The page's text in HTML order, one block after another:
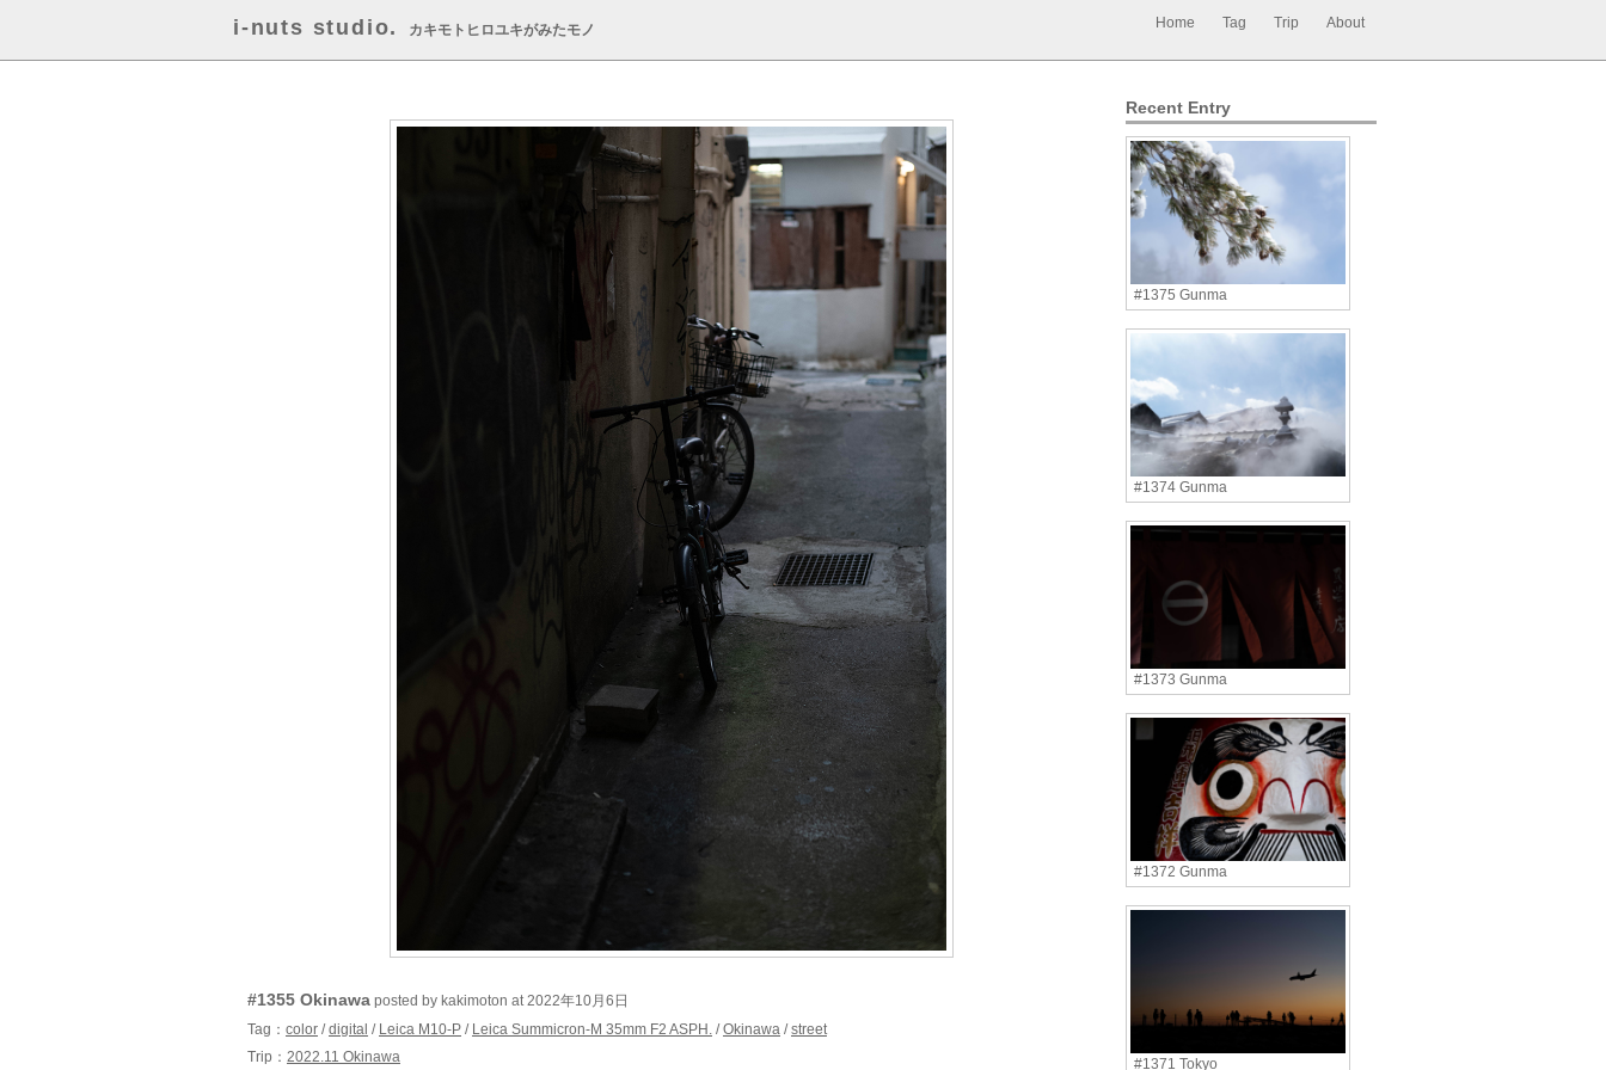
i-nuts studio. カキモトヒロユキがみたモノ Home Tag Trip About
#1355 Okinawa posted by kakimoton at 2022年10月6日
Tag： color /digital / Leica M10-P / Leica Summicron-M 35mm F2 ASPH. /Okinawa /street
Trip： 2022.11 Okinawa
Recent Entry
#1375 Gunma
#1374 Gunma
#1373 Gunma
#1372 Gunma
#1371 Tokyo